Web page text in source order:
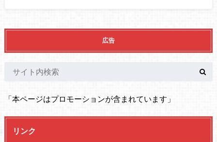
広告
「本ページはプロモーションが含まれています」
リンク